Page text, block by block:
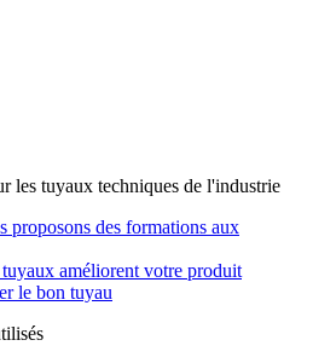
les tuyaux techniques de l'industrie
proposons des formations aux
améliorent votre produit
le bon tuyau